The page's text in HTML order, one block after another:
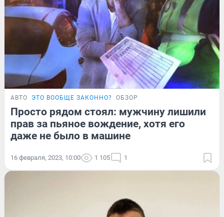
АВТО ЭТО ВООБЩЕ ЗАКОННО? ОБЗОР
Просто рядом стоял: мужчину лишили
прав за пьяное вождение, хотя его
даже не было в машине
16 февраля, 2023, 10:00 1 105 1